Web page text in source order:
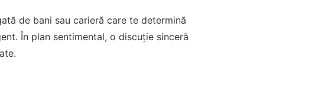
de bani sau carieră care te determină
În plan sentimental, o discuție sinceră